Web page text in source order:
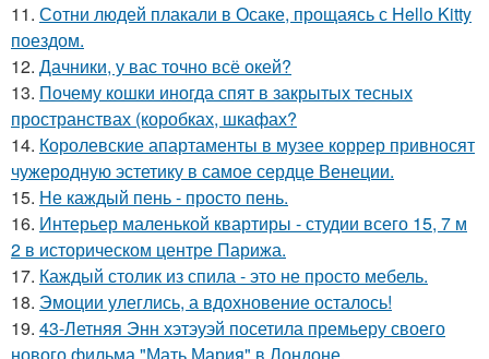
11. Сотни людей плакали в Осаке, прощаясь с Hello Kitty
поездом.
12. Дачники, у вас точно всё окей?
13. Почему кошки иногда спят в закрытых тесных
пространствах (коробках, шкафах?
14. Королевские апартаменты в музее коррер привносят
чужеродную эстетику в самое сердце Венеции.
15. Не каждый пень - просто пень.
16. Интерьер маленькой квартиры - студии всего 15, 7 м
2 в историческом центре Парижа.
17. Каждый столик из спила - это не просто мебель.
18. Эмоции улеглись, а вдохновение осталось!
19. 43-Летняя Энн хэтэуэй посетила премьеру своего